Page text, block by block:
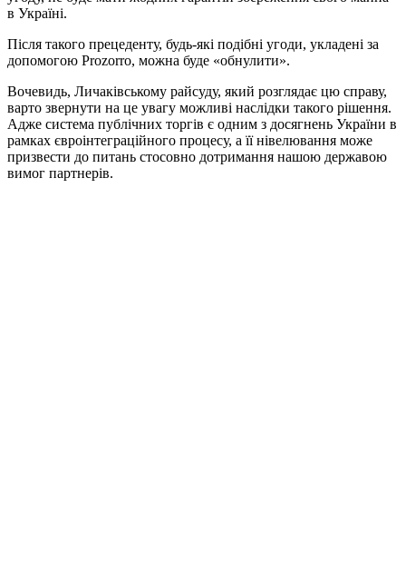
в Україні.
Після такого прецеденту, будь-які подібні угоди, укладені за
допомогою Prozorro, можна буде «обнулити».
Вочевидь, Личаківському райсуду, який розглядає цю справу,
варто звернути на це увагу можливі наслідки такого рішення.
Адже система публічних торгів є одним з досягнень України в
рамках євроінтеграційного процесу, а її нівелювання може
призвести до питань стосовно дотримання нашою державою
вимог партнерів.